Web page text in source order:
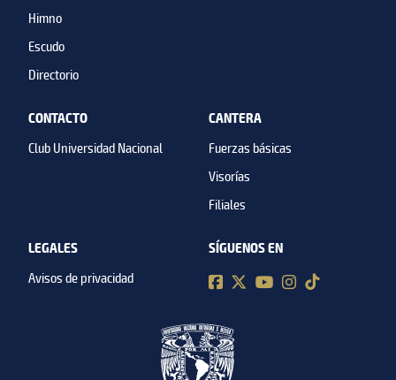
Himno
Escudo
Directorio
CONTACTO
Club Universidad Nacional
CANTERA
Fuerzas básicas
Visorías
Filiales
LEGALES
Avisos de privacidad
SÍGUENOS EN